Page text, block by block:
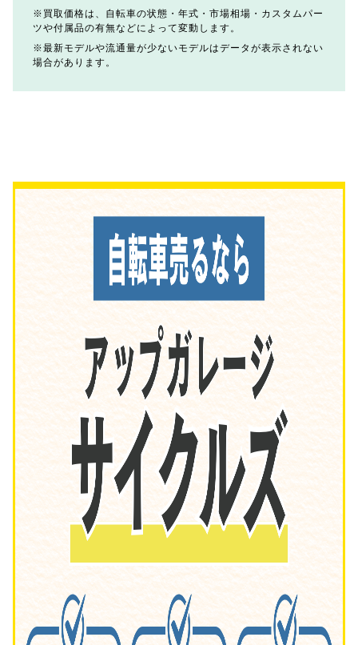
買取価格は、自転車の状態・年式・市場相場・カスタムパー
ツや付属品の有無などによって変動します。
最新モデルや流通量が少ないモデルはデータが表示されない
場合があります。